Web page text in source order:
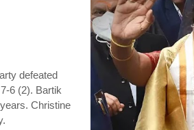
defeated
6 (2). Bartik
Christine